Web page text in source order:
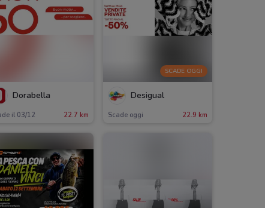
Dorabella
il 03/12 22.7 km
SCADE OGGI
Desigual
Scade oggi 22.9 km